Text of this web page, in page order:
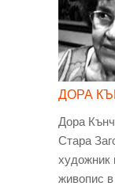
ДОРА
Дора
Стара
художник
живопис